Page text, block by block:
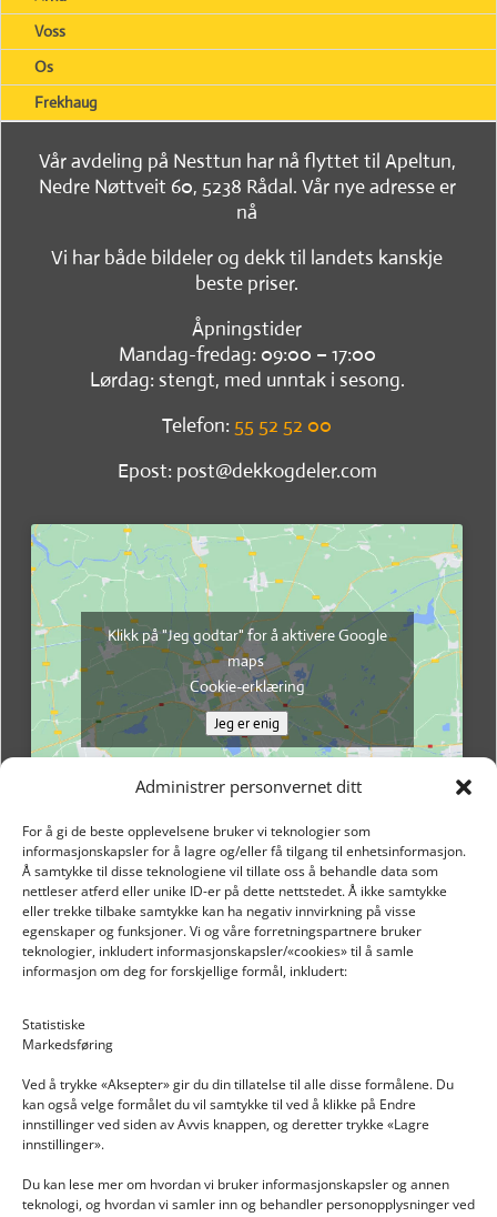
Administrer personvernet ditt
For å gi de beste opplevelsene bruker vi teknologier som
informasjonskapsler for å lagre og/eller få tilgang til enhetsinformasjon.
Å samtykke til disse teknologiene vil tillate oss å behandle data som
nettleser atferd eller unike ID-er på dette nettstedet. Å ikke samtykke
eller trekke tilbake samtykke kan ha negativ innvirkning på visse
egenskaper og funksjoner. Vi og våre forretningspartnere bruker
teknologier, inkludert informasjonskapsler/«cookies» til å samle
informasjon om deg for forskjellige formål, inkludert:
Statistiske
Markedsføring
Ved å trykke «Aksepter» gir du din tillatelse til alle disse formålene. Du
kan også velge formålet du vil samtykke til ved å klikke på Endre
innstillinger ved siden av Avvis knappen, og deretter trykke «Lagre
innstillinger».
Du kan lese mer om hvordan vi bruker informasjonskapsler og annen
teknologi, og hvordan vi samler inn og behandler personopplysninger ved
Voss
Os
Frekhaug
Vår avdeling på Nesttun har nå flyttet til Apeltun,
Nedre Nøttveit 60, 5238 Rådal. Vår nye adresse er
nå
Vi har både bildeler og dekk til landets kanskje
beste priser.
Åpningstider
Mandag-fredag: 09:00 – 17:00
Lørdag: stengt, med unntak i sesong.
Telefon: 55 52 52 00
Epost: post@dekkogdeler.com
Klikk på "Jeg godtar" for å aktivere Google
maps
Cookie-erklæring
Jeg er enig
INFORMASJON